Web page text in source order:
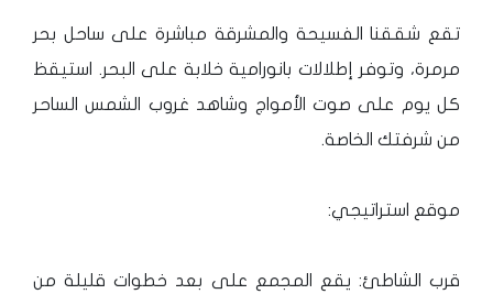
تقع شققنا الفسيحة والمشرقة مباشرة على ساحل بحر
مرمرة، وتوفر إطلالات بانورامية خلابة على البحر. استيقظ
كل يوم على صوت الأمواج وشاهد غروب الشمس الساحر
من شرفتك الخاصة.
موقع استراتيجي:
قرب الشاطئ: يقع المجمع على بعد خطوات قليلة من